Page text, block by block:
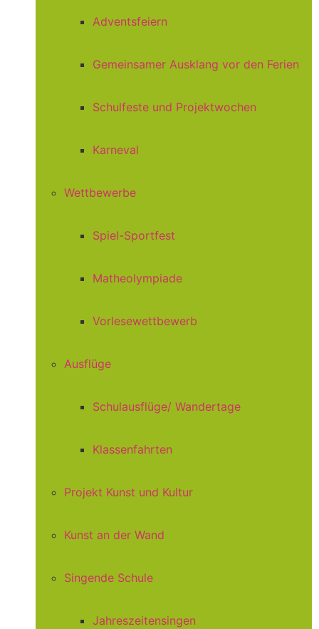
Adventsfeiern
Gemeinsamer Ausklang vor den Ferien
Schulfeste und Projektwochen
Karneval
Wettbewerbe
Spiel-Sportfest
Matheolympiade
Vorlesewettbewerb
Ausflüge
Schulausflüge/ Wandertage
Klassenfahrten
Projekt Kunst und Kultur
Kunst an der Wand
Singende Schule
Jahreszeitensingen